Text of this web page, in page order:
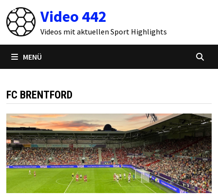
Zum
Inhalt
springen
Video 442
Videos mit aktuellen Sport Highlights
MENÜ
FC BRENTFORD